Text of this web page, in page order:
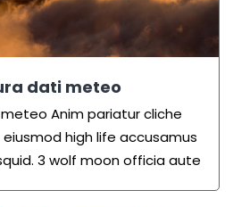
dati meteo
Anim pariatur cliche
high life accusamus
3 wolf moon officia aute